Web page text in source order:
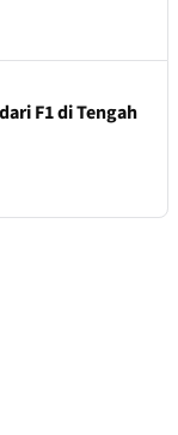
F1 di Tengah